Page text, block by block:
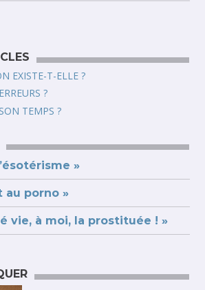
EXISTE-T-ELLE ?
?
TEMPS ?
»
au porno »
vie, à moi, la prostituée ! »